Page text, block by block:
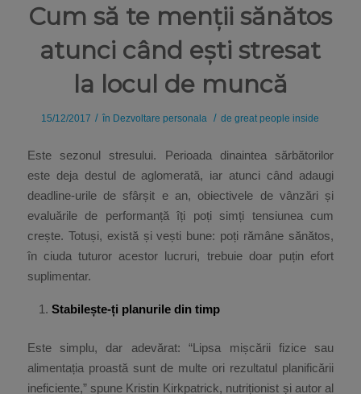
Cum să te menții sănătos
atunci când ești stresat
la locul de muncă
15/12/2017 / în Dezvoltare personala / degreat people inside
Este sezonul stresului. Perioada dinaintea sărbătorilor
este deja destul de aglomerată, iar atunci când adaugi
deadline-urile de sfârșit e an, obiectivele de vânzări și
evaluările de performanță îți poți simți tensiunea cum
crește. Totuși, există și vești bune: poți rămâne sănătos,
în ciuda tuturor acestor lucruri, trebuie doar puțin efort
suplimentar.
Stabilește-ți planurile din timp
Este simplu, dar adevărat: “Lipsa mișcării fizice sau
alimentația proastă sunt de multe ori rezultatul planificării
ineficiente,” spune Kristin Kirkpatrick, nutriționist și autor al